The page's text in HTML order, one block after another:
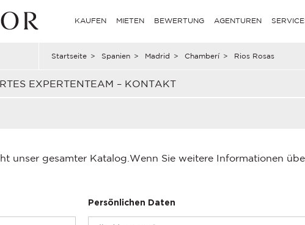
KAUFEN MIETEN BEWERTUNG AGENTUREN
Startseite > Spanien > Madrid > Chamberí > Rios Rosas
EXPERTENTEAM – KONTAKT
unser gesamter Katalog. Wenn Sie weitere Informationen
Persönlichen Daten